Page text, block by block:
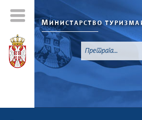
М ИНИСТАРСТВО ТУРИЗМА